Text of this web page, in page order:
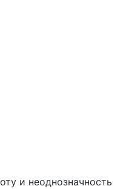
и неоднозначность